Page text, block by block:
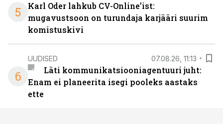
5
Karl Oder lahkub CV-Online’ist:
mugavustsoon on turundaja karjääri suurim
komistuskivi
6
UUDISED 07.08.26, 11:13
Läti kommunikatsiooniagentuuri juht:
Enam ei planeerita isegi pooleks aastaks
ette